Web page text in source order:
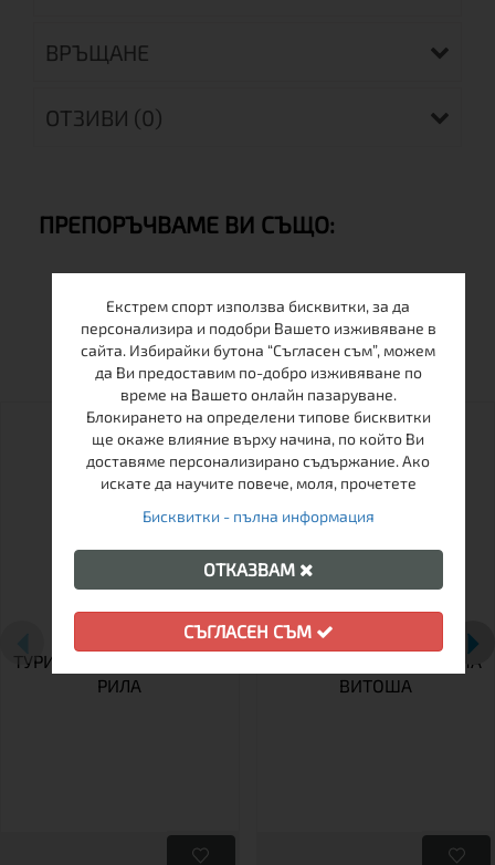
ВРЪЩАНЕ
ОТЗИВИ (0)
ПРЕПОРЪЧВАМЕ ВИ СЪЩО:
ОЩЕ ОТ ТАЗИ МАРКА
ТУРИСТИЧЕСКА КАРТА НА
РИЛА
ТУРИСТИЧЕСКА КАРТА НА
ВИТОША
Екстрем спорт използва бисквитки, за да
персонализира и подобри Вашето изживяване в
сайта. Избирайки бутона “Съгласен съм”, можем
да Ви предоставим по-добро изживяване по
време на Вашето онлайн пазаруване.
Блокирането на определени типове бисквитки
ще окаже влияние върху начина, по който Ви
доставяме персонализирано съдържание. Ако
искате да научите повече, моля, прочетете
Бисквитки - пълна информация
ОТКАЗВАМ
СЪГЛАСЕН СЪМ